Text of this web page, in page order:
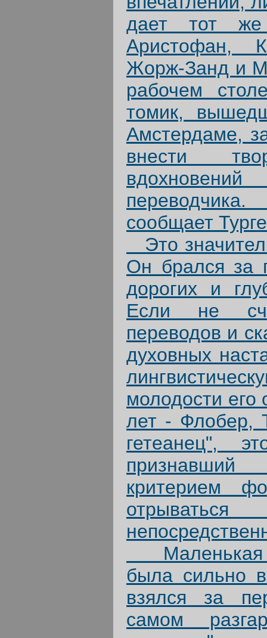
дает тот
Аристофан,
Жорж-Занд и
рабочем
томик,
Амстердаме,
внести
сообщает
Это
Он брался за
дорогих и
Если не
переводов и
духовных
молодости его
лет - Флобер,
гетеанец",
критерием
Маленькая
была сильно
взялся за
самом